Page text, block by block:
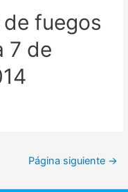
fuegos
7 de
Página siguiente →